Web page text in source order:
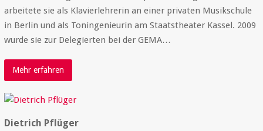
arbeitete sie als Klavierlehrerin an einer privaten Musikschule
in Berlin und als Toningenieurin am Staatstheater Kassel. 2009
wurde sie zur Delegierten bei der GEMA…
Mehr erfahren
Dietrich Pflüger